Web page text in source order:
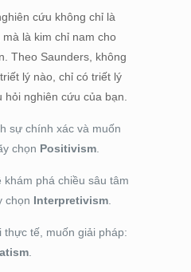
cứu không chỉ là
là kim chỉ nam cho
Theo Saunders, không
lý nào, chỉ có triết lý
hỏi nghiên cứu của bạn.
sự chính xác và muốn
chọn Positivism.
khám phá chiều sâu tâm
chọn Interpretivism.
thực tế, muốn giải pháp:
.